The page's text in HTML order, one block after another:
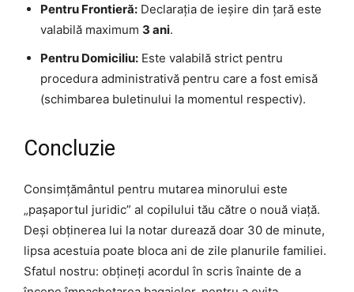
Pentru Frontieră: Declarația de ieșire din țară este
valabilă maximum 3 ani.
Pentru Domiciliu: Este valabilă strict pentru
procedura administrativă pentru care a fost emisă
(schimbarea buletinului la momentul respectiv).
Concluzie
Consimțământul pentru mutarea minorului este
„pașaportul juridic” al copilului tău către o nouă viață.
Deși obținerea lui la notar durează doar 30 de minute,
lipsa acestuia poate bloca ani de zile planurile familiei.
Sfatul nostru: obțineți acordul în scris înainte de a